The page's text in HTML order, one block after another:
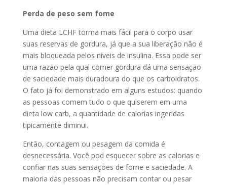
Perda de peso sem fome
Uma dieta LCHF torma mais fácil para o corpo usar
suas reservas de gordura, já que a sua liberação não é
mais bloqueada pelos níveis de insulina. Essa pode ser
uma razão pela qual comer gordura dá uma sensação
de saciedade mais duradoura do que os carboidratos.
O fato já foi demonstrado em alguns estudos: quando
as pessoas comem tudo o que quiserem em uma
dieta low carb, a quantidade de calorias ingeridas
tipicamente diminui.
Então, contagem ou pesagem da comida é
desnecessária. Você pod esquecer sobre as calorias e
confiar nas suas sensações de fome e saciedade. A
maioria das pessoas não precisam contar ou pesar